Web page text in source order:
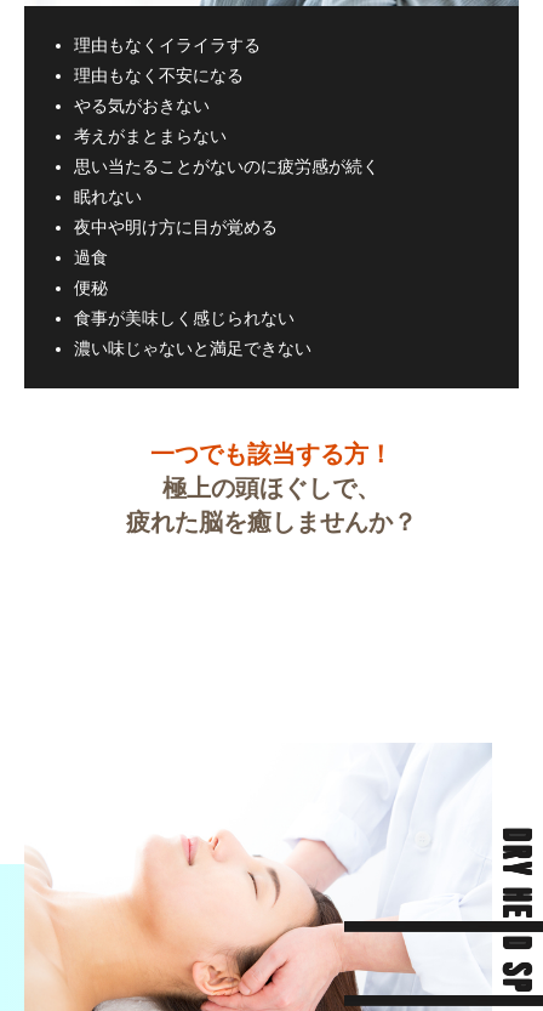
理由もなくイライラする
理由もなく不安になる
やる気がおきない
考えがまとまらない
思い当たることがないのに疲労感が続く
眠れない
夜中や明け方に目が覚める
過食
便秘
食事が美味しく感じられない
濃い味じゃないと満足できない
一つでも該当する方！
極上の頭ほぐしで、
疲れた脳を癒しませんか？
DRY HEAD SPA